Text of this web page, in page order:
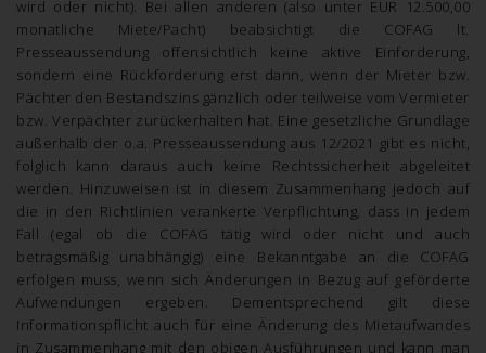
wird oder nicht). Bei allen anderen (also unter EUR 12.500,00
monatliche Miete/Pacht) beabsichtigt die COFAG lt.
Presseaussendung offensichtlich keine aktive Einforderung,
sondern eine Rückforderung erst dann, wenn der Mieter bzw.
Pächter den Bestandszins gänzlich oder teilweise vom Vermieter
bzw. Verpächter zurückerhalten hat. Eine gesetzliche Grundlage
außerhalb der o.a. Presseaussendung aus 12/2021 gibt es nicht,
folglich kann daraus auch keine Rechtssicherheit abgeleitet
werden. Hinzuweisen ist in diesem Zusammenhang jedoch auf
die in den Richtlinien verankerte Verpflichtung, dass in jedem
Fall (egal ob die COFAG tätig wird oder nicht und auch
betragsmäßig unabhängig) eine Bekanntgabe an die COFAG
erfolgen muss, wenn sich Änderungen in Bezug auf geförderte
Aufwendungen ergeben. Dementsprechend gilt diese
Informationspflicht auch für eine Änderung des Mietaufwandes
in Zusammenhang mit den obigen Ausführungen und kann man